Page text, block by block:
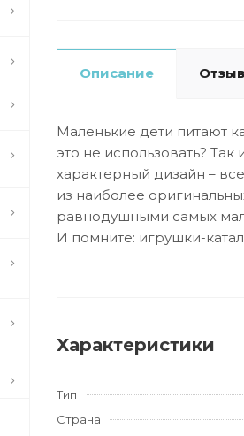
Описание
Маленькие дети питают
это не использовать?
характерный дизайн –
из наиболее
равнодушными самых
И помните: игрушки-
Характеристики
Тип
Страна